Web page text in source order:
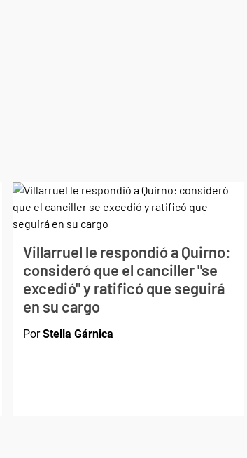
Villarruel le respondió a Quirno:
consideró que el canciller "se
excedió" y ratificó que seguirá
en su cargo
PorStella Gárnica